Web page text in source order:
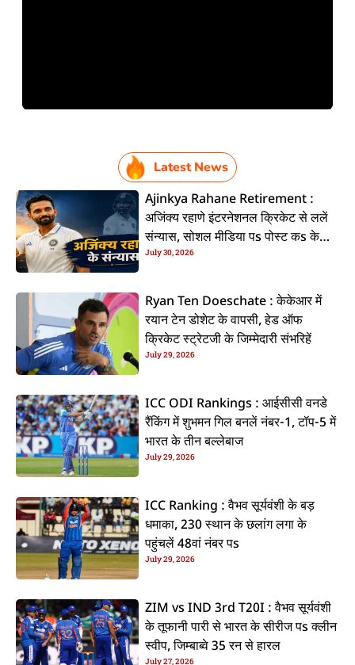
Latest News
Ajinkya Rahane Retirement :
अजिंक्य रहाणे इंटरनेशनल क्रिकेट से ललें
संन्यास, सोशल मीडिया पs पोस्ट कs के
कइलें एलान
July 30, 2026
Ryan Ten Doeschate : केकेआर में
रयान टेन डोशेट के वापसी, हेड ऑफ
क्रिकेट स्ट्रेटजी के जिम्मेदारी संभरिहें
July 29, 2026
ICC ODI Rankings : आईसीसी वनडे
रैंकिंग में शुभमन गिल बनलें नंबर-1, टॉप-5 में
भारत के तीन बल्लेबाज
July 29, 2026
ICC Ranking : वैभव सूर्यवंशी के बड़
धमाका, 230 स्थान के छलांग लगा के
पहुंचलें 48वां नंबर पs
July 29, 2026
ZIM vs IND 3rd T20I : वैभव सूर्यवंशी
के तूफानी पारी से भारत के सीरीज पs क्लीन
स्वीप, जिम्बाब्वे 35 रन से हारल
July 27, 2026